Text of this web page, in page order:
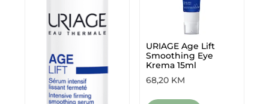
URIAGE Age Lift
Smoothing Eye
Krema 15ml
68,20 KM